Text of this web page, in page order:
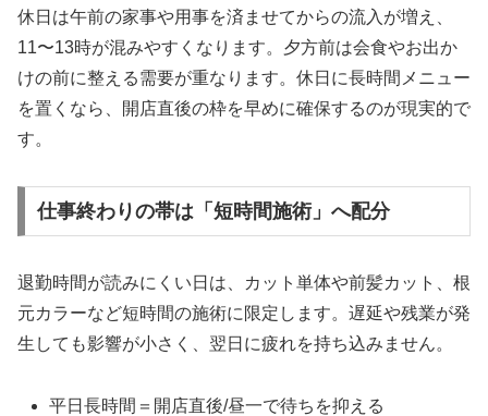
休日は午前の家事や用事を済ませてからの流入が増え、
11〜13時が混みやすくなります。夕方前は会食やお出か
けの前に整える需要が重なります。休日に長時間メニュー
を置くなら、開店直後の枠を早めに確保するのが現実的で
す。
仕事終わりの帯は「短時間施術」へ配分
退勤時間が読みにくい日は、カット単体や前髪カット、根
元カラーなど短時間の施術に限定します。遅延や残業が発
生しても影響が小さく、翌日に疲れを持ち込みません。
平日長時間＝開店直後/昼一で待ちを抑える